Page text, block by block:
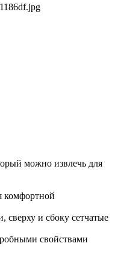
можно извлечь для
комфортной
и сбоку сетчатые
свойствами